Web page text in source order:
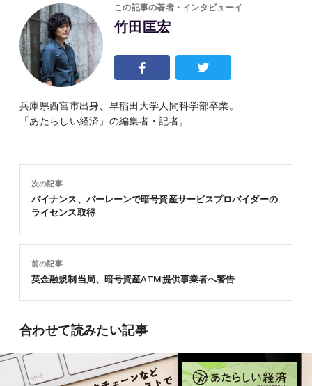
この記事の著者・インタビューイ
竹田匡宏
兵庫県西宮市出身、早稲田大学人間科学部卒業。
「あたらしい経済」の編集者・記者。
前の記事
英金融規制当局、暗号資産ATM提供事業者へ警告
次の記事
バイナンス、バーレーンで暗号資産サービスプロバイダーの
ライセンス取得
合わせて読みたい記事